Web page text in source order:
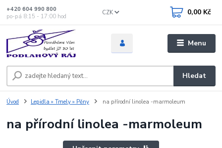
Menu
CZK
Hledat
+420 604 990 800
po-pá 8:15 - 17:00 hod
0,00 Kč
Úvod Lepidla » Tmely » Pěny na přírodní linolea -marmoleum
na přírodní linolea -marmoleum